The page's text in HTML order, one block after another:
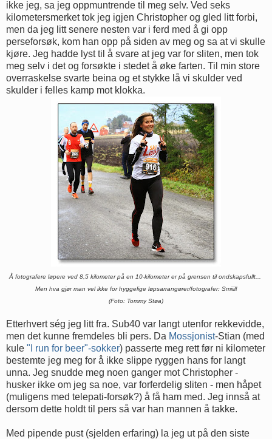
ikke jeg, sa jeg oppmuntrende til meg selv. Ved seks
kilometersmerket tok jeg igjen Christopher og gled litt forbi,
men da jeg litt senere nesten var i ferd med å gi opp
perseforsøk, kom han opp på siden av meg og sa at vi skulle
kjøre. Jeg hadde lyst til å svare at jeg var for sliten, men tok
meg selv i det og forsøkte i stedet å øke farten. Til min store
overraskelse svarte beina og et stykke lå vi skulder ved
skulder i felles kamp mot klokka.
Å fotografere løpere ved 8,5 kilometer på en 10-kilometer er på grensen til ondskapsfullt...
Men hva gjør man vel ikke for hyggelige løpsarrangører/fotografer: Smiiil!
(Foto: Tommy Støa)
Etterhvert ség jeg litt fra. Sub40 var langt utenfor rekkevidde,
men det kunne fremdeles bli pers. Da Mossjonist-Stian (med
kule "I run for beer"-sokker) passerte meg rett før ni kilometer
bestemte jeg meg for å ikke slippe ryggen hans for langt
unna. Jeg snudde meg noen ganger mot Christopher -
husker ikke om jeg sa noe, var forferdelig sliten - men håpet
(muligens med telepati-forsøk?) å få ham med. Jeg innså at
dersom dette holdt til pers så var han mannen å takke.
Med pipende pust (sjelden erfaring) la jeg ut på den siste